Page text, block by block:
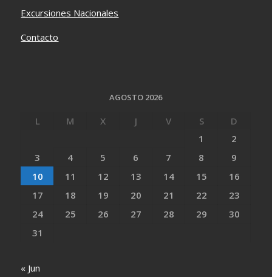
Excursiones Nacionales
Contacto
AGOSTO 2026
L M X J V S
D
1
2
3
4 5 6 7 8
9
10
11 12 13 14 15
16
17
18 19 20 21 22
23
24
25 26 27 28 29
30
31
« Jun